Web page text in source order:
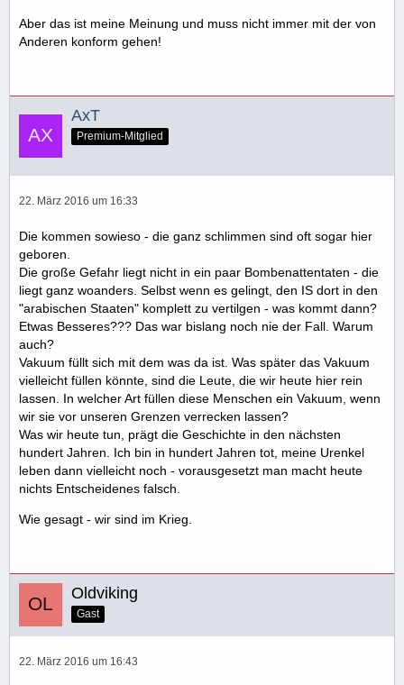
Aber das ist meine Meinung und muss nicht immer mit der von
Anderen konform gehen!
AxT
Premium-Mitglied
22. März 2016 um 16:33
Die kommen sowieso - die ganz schlimmen sind oft sogar hier
geboren.
Die große Gefahr liegt nicht in ein paar Bombenattentaten - die
liegt ganz woanders. Selbst wenn es gelingt, den IS dort in den
"arabischen Staaten" komplett zu vertilgen - was kommt dann?
Etwas Besseres??? Das war bislang noch nie der Fall. Warum
auch?
Vakuum füllt sich mit dem was da ist. Was später das Vakuum
vielleicht füllen könnte, sind die Leute, die wir heute hier rein
lassen. In welcher Art füllen diese Menschen ein Vakuum, wenn
wir sie vor unseren Grenzen verrecken lassen?
Was wir heute tun, prägt die Geschichte in den nächsten
hundert Jahren. Ich bin in hundert Jahren tot, meine Urenkel
leben dann vielleicht noch - vorausgesetzt man macht heute
nichts Entscheidenes falsch.
Wie gesagt - wir sind im Krieg.
Oldviking
Gast
22. März 2016 um 16:43